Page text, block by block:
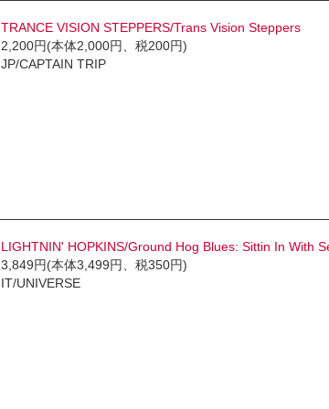
TRANCE VISION STEPPERS/Trans Vision Steppers
2,200円(本体2,000円、税200円)
JP/CAPTAIN TRIP
LIGHTNIN' HOPKINS/Ground Hog Blues: Sittin In With
3,849円(本体3,499円、税350円)
IT/UNIVERSE